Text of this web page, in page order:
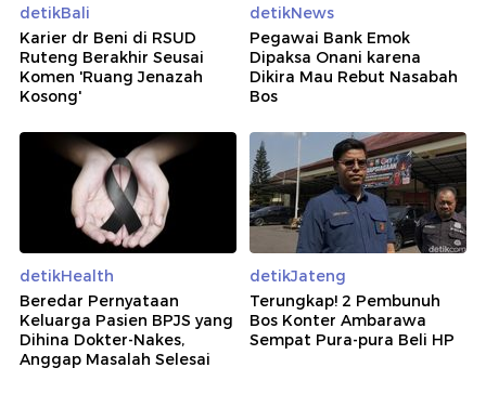
detikBali
Karier dr Beni di RSUD
Ruteng Berakhir Seusai
Komen 'Ruang Jenazah
Kosong'
detikNews
Pegawai Bank Emok
Dipaksa Onani karena
Dikira Mau Rebut Nasabah
Bos
detikHealth
Beredar Pernyataan
Keluarga Pasien BPJS yang
Dihina Dokter-Nakes,
Anggap Masalah Selesai
detikJateng
Terungkap! 2 Pembunuh
Bos Konter Ambarawa
Sempat Pura-pura Beli HP